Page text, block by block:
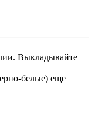
Выкладывайте
белые) еще